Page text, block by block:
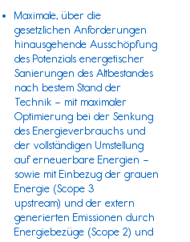
Maximale, über die
gesetzlichen Anforderungen
hinausgehende Ausschöpfung
des Potenzials energetischer
Sanierungen des Altbestandes
nach bestem Stand der
Technik – mit maximaler
Optimierung bei der Senkung
des Energieverbrauchs und
der vollständigen Umstellung
auf erneuerbare Energien –
sowie mit Einbezug der grauen
Energie (Scope 3
upstream) und der extern
generierten Emissionen durch
Energiebezüge (Scope 2) und